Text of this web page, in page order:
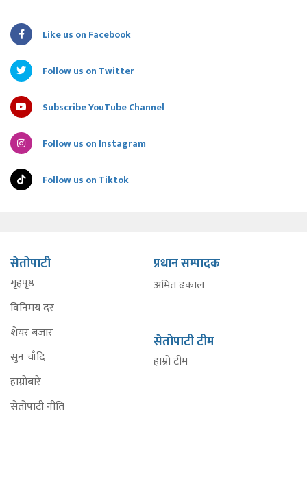
Like us on Facebook
Follow us on Twitter
Subscribe YouTube Channel
Follow us on Instagram
Follow us on Tiktok
सेतोपाटी
गृहपृष्ठ
विनिमय दर
शेयर बजार
सुन चाँदि
हाम्रोबारे
सेतोपाटी नीति
प्रधान सम्पादक
अमित ढकाल
सेतोपाटी टीम
हाम्रो टीम